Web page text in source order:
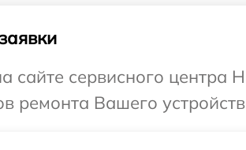
сайте сервисного
ремонта Вашего